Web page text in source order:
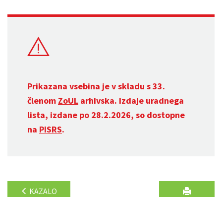
Prikazana vsebina je v skladu s 33.
členom ZoUL arhivska. Izdaje uradnega
lista, izdane po 28.2.2026, so dostopne
na PISRS.
KAZALO